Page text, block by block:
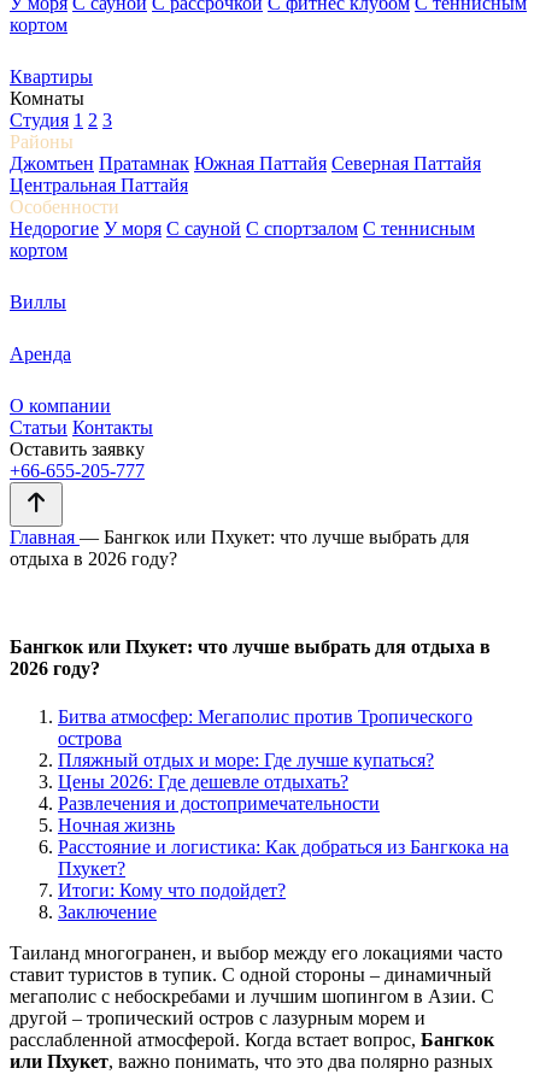
кортом
Квартиры
Комнаты
Студия 1 2 3
Районы
Джомтьен Пратамнак Южная Паттайя Северная Паттайя
Центральная Паттайя
Особенности
Недорогие У моря С сауной С спортзалом С теннисным
кортом
Виллы
Аренда
О компании
Статьи Контакты
Оставить заявку
+66-655-205-777
Главная — Бангкок или Пхукет: что лучше выбрать для
отдыха в 2026 году?
Бангкок или Пхукет: что лучше выбрать для отдыха в
2026 году?
Битва атмосфер: Мегаполис против Тропического
острова
Пляжный отдых и море: Где лучше купаться?
Цены 2026: Где дешевле отдыхать?
Развлечения и достопримечательности
Ночная жизнь
Расстояние и логистика: Как добраться из Бангкока на
Пхукет?
Итоги: Кому что подойдет?
Заключение
Таиланд многогранен, и выбор между его локациями часто
ставит туристов в тупик. С одной стороны – динамичный
мегаполис с небоскребами и лучшим шопингом в Азии. С
другой – тропический остров с лазурным морем и
расслабленной атмосферой. Когда встает вопрос, Бангкок
или Пхукет, важно понимать, что это два полярно разных